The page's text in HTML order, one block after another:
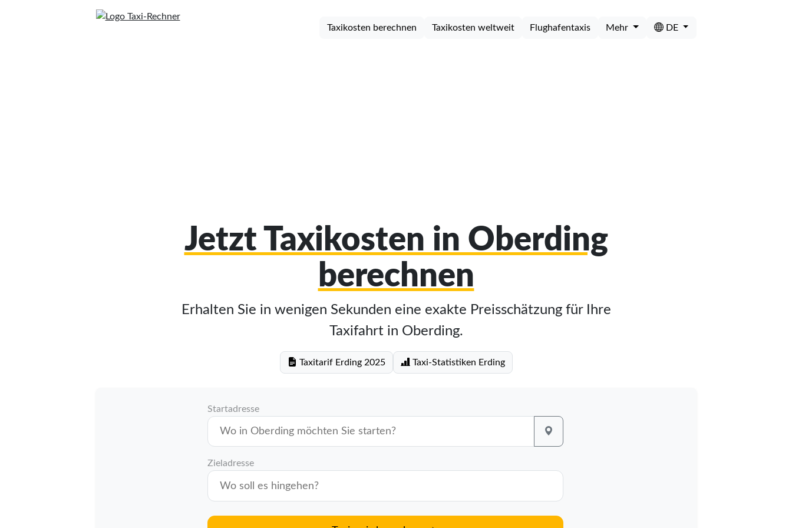
Taxikosten berechnen Taxikosten weltweit Flughafentaxis Mehr DE
Jetzt Taxikosten in Oberding
berechnen
Erhalten Sie in wenigen Sekunden eine exakte Preisschätzung für Ihre
Taxifahrt in Oberding.
Taxitarif Erding 2025 Taxi-Statistiken Erding
Startadresse
Zieladresse